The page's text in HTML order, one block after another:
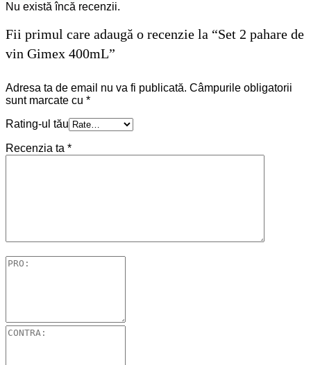
Nu există încă recenzii.
Fii primul care adaugă o recenzie la “Set 2 pahare de
vin Gimex 400mL”
Adresa ta de email nu va fi publicată. Câmpurile obligatorii
sunt marcate cu *
Rating-ul tău
Recenzia ta *